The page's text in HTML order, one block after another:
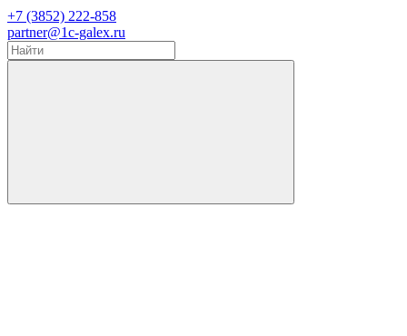
+7 (3852) 222-858
partner@1c-galex.ru